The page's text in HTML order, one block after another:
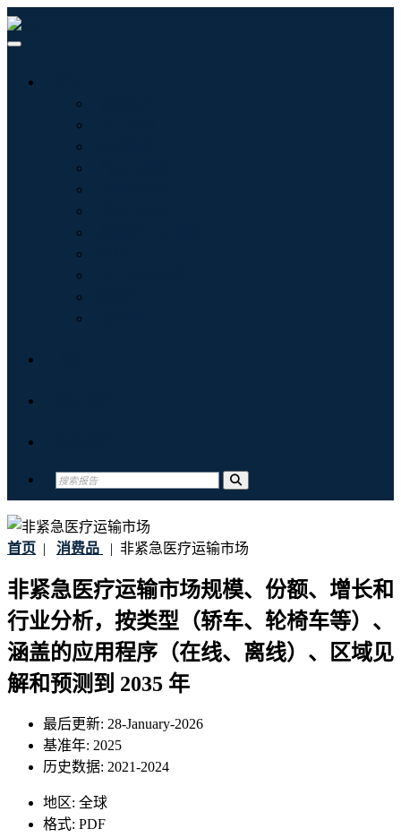
首页 | 消费品 | 非紧急医疗运输市场
非紧急医疗运输市场规模、份额、增长和
行业分析，按类型（轿车、轮椅车等）、
涵盖的应用程序（在线、离线）、区域见
解和预测到 2035 年
最后更新: 28-January-2026
基准年: 2025
历史数据: 2021-2024
地区: 全球
格式: PDF